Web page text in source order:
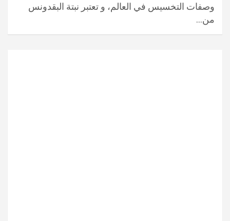
وصفات التخسيس في العالم، و تعتبر نبتة البقدونس
من…